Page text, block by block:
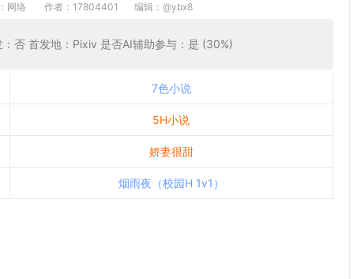
网络 作者：17804401 编辑： @ybx8
否 首发地：Pixiv 是否AI辅助参与：是 (30%)
7色小说
5H小说
娇妻很甜
烟雨夜（校园H 1v1）